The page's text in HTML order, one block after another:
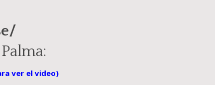
ver el video)